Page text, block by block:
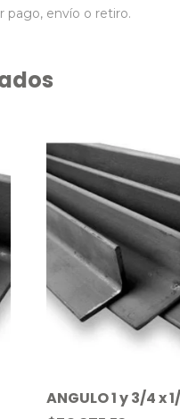
pago, envío o retiro.
ANGULO 1 y 3/4 x